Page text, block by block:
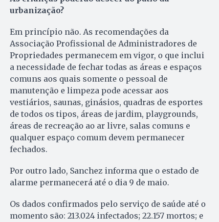
urbanização?
Em princípio não. As recomendações da
Associação Profissional de Administradores de
Propriedades permanecem em vigor, o que inclui
a necessidade de fechar todas as áreas e espaços
comuns aos quais somente o pessoal de
manutenção e limpeza pode acessar aos
vestiários, saunas, ginásios, quadras de esportes
de todos os tipos, áreas de jardim, playgrounds,
áreas de recreação ao ar livre, salas comuns e
qualquer espaço comum devem permanecer
fechados.
Por outro lado, Sanchez informa que o estado de
alarme permanecerá até o dia 9 de maio.
Os dados confirmados pelo serviço de saúde até o
momento são: 213.024 infectados; 22.157 mortos; e